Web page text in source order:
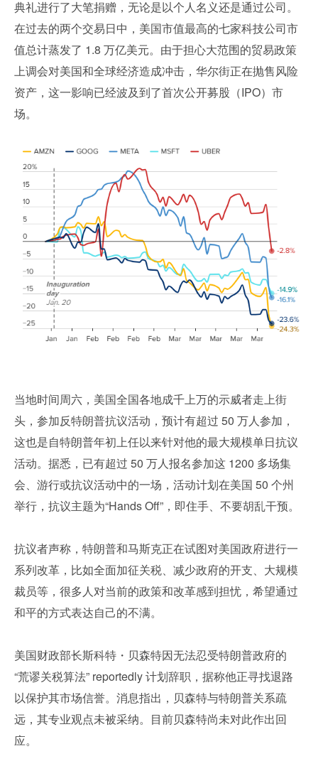
典礼进行了大笔捐赠，无论是以个人名义还是通过公司。
在过去的两个交易日中，美国市值最高的七家科技公司市
值总计蒸发了 1.8 万亿美元。由于担心大范围的贸易政策
上调会对美国和全球经济造成冲击，华尔街正在抛售风险
资产，这一影响已经波及到了首次公开募股（IPO）市
场。
当地时间周六，美国全国各地成千上万的示威者走上街
头，参加反特朗普抗议活动，预计有超过 50 万人参加，
这也是自特朗普年初上任以来针对他的最大规模单日抗议
活动。据悉，已有超过 50 万人报名参加这 1200 多场集
会、游行或抗议活动中的一场，活动计划在美国 50 个州
举行，抗议主题为“Hands Off”，即住手、不要胡乱干预。
抗议者声称，特朗普和马斯克正在试图对美国政府进行一
系列改革，比如全面加征关税、减少政府的开支、大规模
裁员等，很多人对当前的政策和改革感到担忧，希望通过
和平的方式表达自己的不满。
美国财政部长斯科特・贝森特因无法忍受特朗普政府的
“荒谬关税算法” reportedly 计划辞职，据称他正寻找退路
以保护其市场信誉。消息指出，贝森特与特朗普关系疏
远，其专业观点未被采纳。目前贝森特尚未对此作出回
应。